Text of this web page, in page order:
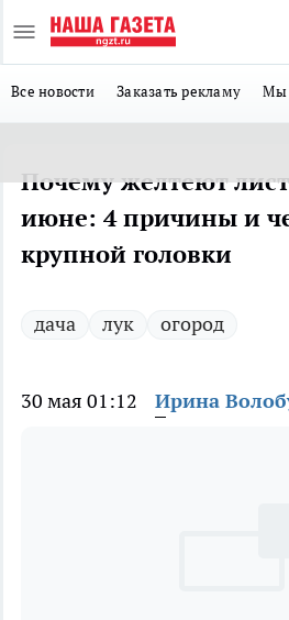
Все новости Заказать рекламу Мы
Почему желтеют
июне: 4 причины и
крупной головки
дача лук огород
30 мая 01:12 Ирина